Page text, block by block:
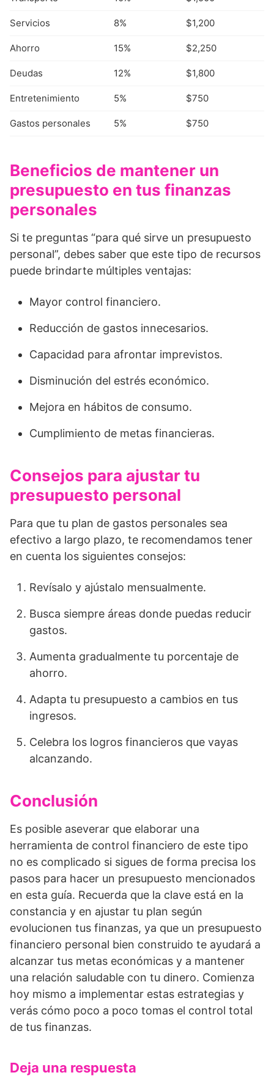
Servicios 8% $1,200
Ahorro 15% $2,250
Deudas 12% $1,800
Entretenimiento 5% $750
Gastos personales 5% $750
Beneficios de mantener un
presupuesto en tus finanzas
personales
Si te preguntas “para qué sirve un presupuesto
personal”, debes saber que este tipo de recursos
puede brindarte múltiples ventajas:
Mayor control financiero.
Reducción de gastos innecesarios.
Capacidad para afrontar imprevistos.
Disminución del estrés económico.
Mejora en hábitos de consumo.
Cumplimiento de metas financieras.
Consejos para ajustar tu
presupuesto personal
Para que tu plan de gastos personales sea
efectivo a largo plazo, te recomendamos tener
en cuenta los siguientes consejos:
Revísalo y ajústalo mensualmente.
Busca siempre áreas donde puedas reducir
gastos.
Aumenta gradualmente tu porcentaje de
ahorro.
Adapta tu presupuesto a cambios en tus
ingresos.
Celebra los logros financieros que vayas
alcanzando.
Conclusión
Es posible aseverar que elaborar una
herramienta de control financiero de este tipo
no es complicado si sigues de forma precisa los
pasos para hacer un presupuesto mencionados
en esta guía. Recuerda que la clave está en la
constancia y en ajustar tu plan según
evolucionen tus finanzas, ya que un presupuesto
financiero personal bien construido te ayudará a
alcanzar tus metas económicas y a mantener
una relación saludable con tu dinero. Comienza
hoy mismo a implementar estas estrategias y
verás cómo poco a poco tomas el control total
de tus finanzas.
Deja una respuesta